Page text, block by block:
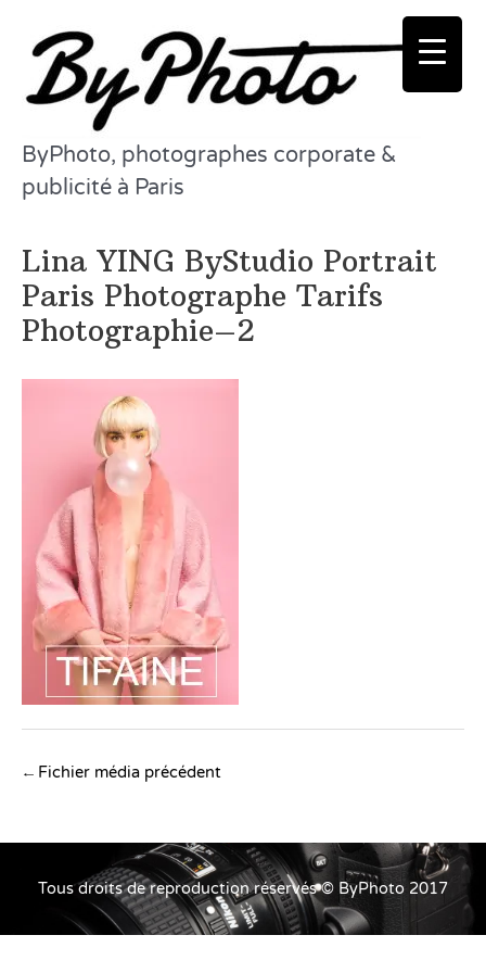
contenu
ByPhoto, photographes corporate &
publicité à Paris
Lina YING ByStudio Portrait
Paris Photographe Tarifs
Photographie–2
Navigation
← Fichier média précédent
Tous droits de reproduction réservés © ByPhoto 2017